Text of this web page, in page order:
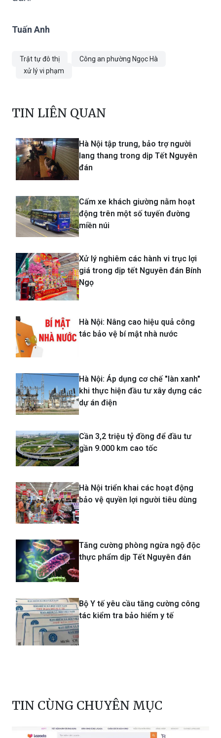
Tuấn Anh
Trật tự đô thị
Công an phường Ngọc Hà
xử lý vi phạm
TIN LIÊN QUAN
Hà Nội tập trung, bảo trợ người
lang thang trong dịp Tết Nguyên
đán
Cấm xe khách giường nằm hoạt
động trên một số tuyến đường
miền núi
Xử lý nghiêm các hành vi trục lợi
giá trong dịp tết Nguyên đán Bính
Ngọ
Hà Nội: Nâng cao hiệu quả công
tác bảo vệ bí mật nhà nước
Hà Nội: Áp dụng cơ chế "làn xanh"
khi thực hiện đầu tư xây dựng các
dự án điện
Cần 3,2 triệu tỷ đồng để đầu tư
gần 9.000 km cao tốc
Hà Nội triển khai các hoạt động
bảo vệ quyền lợi người tiêu dùng
Tăng cường phòng ngừa ngộ độc
thực phẩm dịp Tết Nguyên đán
Bộ Y tế yêu cầu tăng cường công
tác kiểm tra bảo hiểm y tế
TIN CÙNG CHUYÊN MỤC